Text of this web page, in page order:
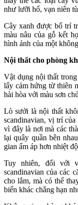
như lưỡi hổ, vạn niên
Cây xanh được bố trí
màu nâu của gỗ kết
hình ảnh của một
Nội thất cho phòng
Vật dụng nội thất
lấy cảm hứng từ thiên
hài hòa với màu sơn
Lò sưởi là nội thất
scandinavian, vị trí
vì đây là nơi mà các
lại quây quần bên
gian ấm áp hơn nhiệt
Tuy nhiên, đối với
scandinavian của các
cho lắm, mà có thể
biến khác chẳng hạn